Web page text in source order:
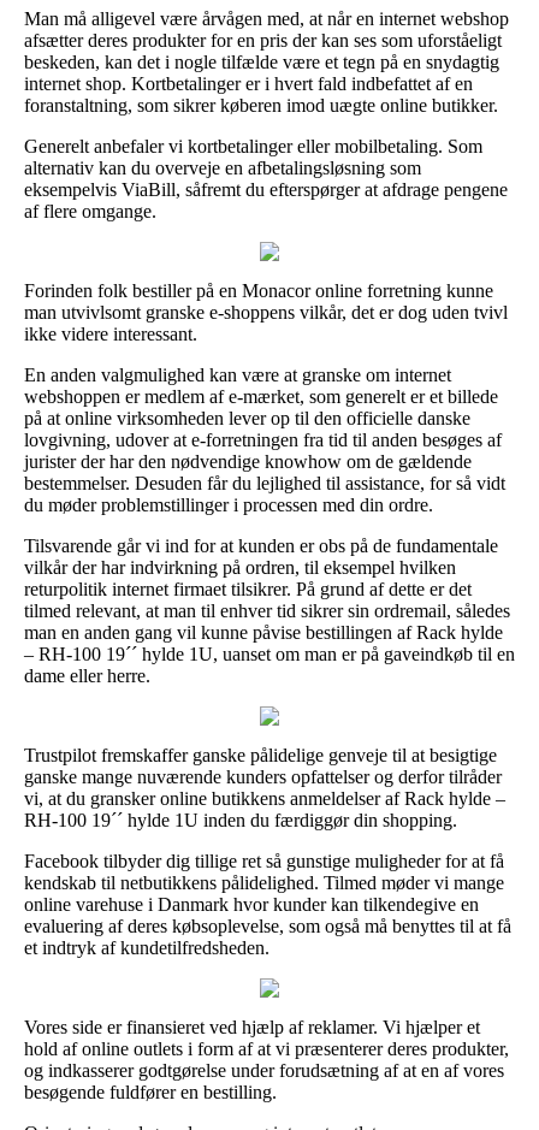
Man må alligevel være årvågen med, at når en internet webshop
afsætter deres produkter for en pris der kan ses som uforståeligt
beskeden, kan det i nogle tilfælde være et tegn på en snydagtig
internet shop. Kortbetalinger er i hvert fald indbefattet af en
foranstaltning, som sikrer køberen imod uægte online butikker.
Generelt anbefaler vi kortbetalinger eller mobilbetaling. Som
alternativ kan du overveje en afbetalingsløsning som
eksempelvis ViaBill, såfremt du efterspørger at afdrage pengene
af flere omgange.
Forinden folk bestiller på en Monacor online forretning kunne
man utvivlsomt granske e-shoppens vilkår, det er dog uden tvivl
ikke videre interessant.
En anden valgmulighed kan være at granske om internet
webshoppen er medlem af e-mærket, som generelt er et billede
på at online virksomheden lever op til den officielle danske
lovgivning, udover at e-forretningen fra tid til anden besøges af
jurister der har den nødvendige knowhow om de gældende
bestemmelser. Desuden får du lejlighed til assistance, for så vidt
du møder problemstillinger i processen med din ordre.
Tilsvarende går vi ind for at kunden er obs på de fundamentale
vilkår der har indvirkning på ordren, til eksempel hvilken
returpolitik internet firmaet tilsikrer. På grund af dette er det
tilmed relevant, at man til enhver tid sikrer sin ordremail, således
man en anden gang vil kunne påvise bestillingen af Rack hylde
– RH-100 19´´ hylde 1U, uanset om man er på gaveindkøb til en
dame eller herre.
Trustpilot fremskaffer ganske pålidelige genveje til at besigtige
ganske mange nuværende kunders opfattelser og derfor tilråder
vi, at du gransker online butikkens anmeldelser af Rack hylde –
RH-100 19´´ hylde 1U inden du færdiggør din shopping.
Facebook tilbyder dig tillige ret så gunstige muligheder for at få
kendskab til netbutikkens pålidelighed. Tilmed møder vi mange
online varehuse i Danmark hvor kunder kan tilkendegive en
evaluering af deres købsoplevelse, som også må benyttes til at få
et indtryk af kundetilfredsheden.
Vores side er finansieret ved hjælp af reklamer. Vi hjælper et
hold af online outlets i form af at vi præsenterer deres produkter,
og indkasserer godtgørelse under forudsætning af at en af vores
besøgende fuldfører en bestilling.